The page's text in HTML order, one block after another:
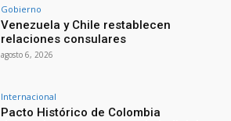
Gobierno
Venezuela y Chile restablecen
relaciones consulares
agosto 6, 2026
Internacional
Pacto Histórico de Colombia